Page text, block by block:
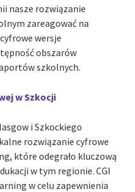
nasze rozwiązanie
zareagować na
wersje
obszarów
szkolnych.
w Szkocji
i Szkockiego
rozwiązanie cyfrowe
które odegrało kluczową
w tym regionie. CGI
w celu zapewnienia